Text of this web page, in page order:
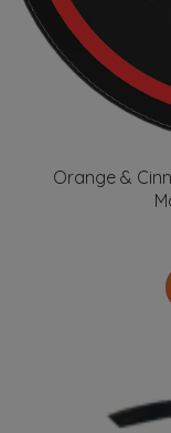
Orange &